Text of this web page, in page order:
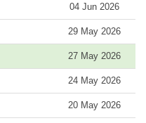
04 Jun 2026
29 May 2026
27 May 2026
24 May 2026
20 May 2026